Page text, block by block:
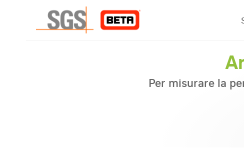
Per misurare la